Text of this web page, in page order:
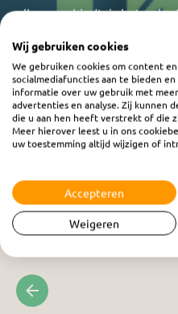
elkaar verbindt, is het
onfeilbare Woord van God
uiteindelijke bron en norm
levenswandel.
Voor meer informatie
van Bijbels Beraad M/V;
kunt u contact met ons
Wij gebruiken cookies
We gebruiken cookies om content
socialmediafuncties aan te bieden
informatie over uw gebruik met
advertenties en analyse. Zij kunnen
die u aan hen heeft verstrekt of die
Meer hierover leest u in ons
uw toestemming altijd wijzigen of
Accepteren
Weigeren